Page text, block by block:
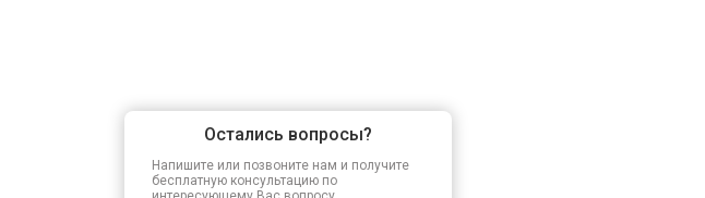
Остались вопросы?
Напишите или позвоните нам и получите
бесплатную консультацию по